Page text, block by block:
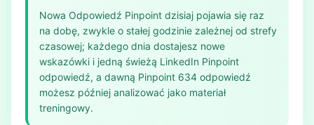
Nowa Odpowiedź Pinpoint dzisiaj pojawia się raz
na dobę, zwykle o stałej godzinie zależnej od strefy
czasowej; każdego dnia dostajesz nowe
wskazówki i jedną świeżą LinkedIn Pinpoint
odpowiedź, a dawną Pinpoint 634 odpowiedź
możesz później analizować jako materiał
treningowy.